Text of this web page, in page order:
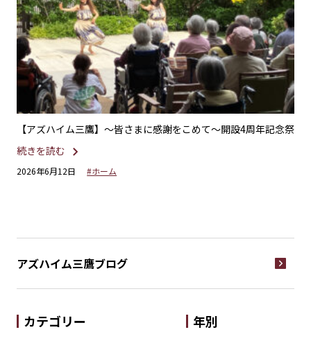
【アズハイム三鷹】〜皆さまに感謝をこめて〜開設4周年記念祭
続きを読む
2026年6月12日 #ホーム
アズハイム三鷹ブログ
カテゴリー 年別